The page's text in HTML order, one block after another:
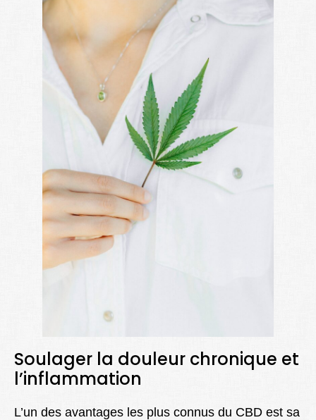
Soulager la douleur chronique et
l’inflammation
L’un des avantages les plus connus du CBD est sa